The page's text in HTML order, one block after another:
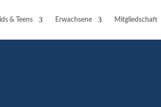
& Teens Erwachsene Mitgliedschaft